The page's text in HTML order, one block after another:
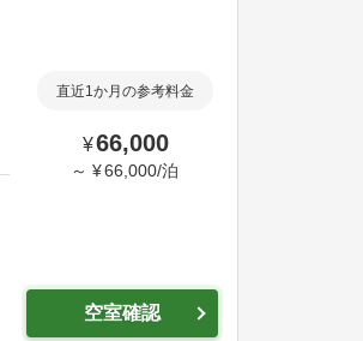
直近1か月の参考料金
¥66,000
～ ¥66,000/泊
空室確認